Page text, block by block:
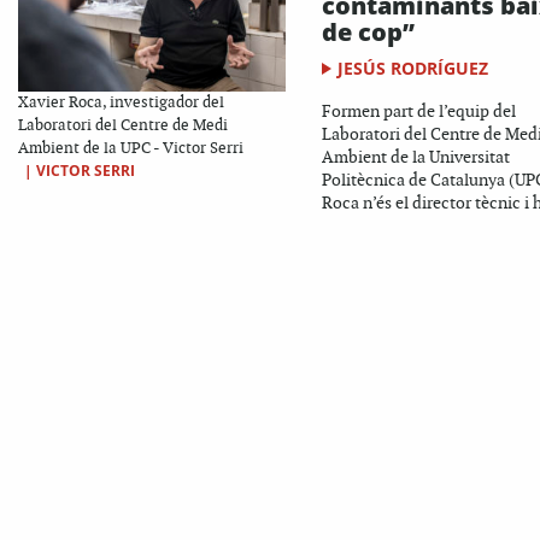
Xavier Roca, investigador del
Laboratori del Centre de Medi
Ambient de la UPC - Victor Serri
| VICTOR SERRI
de cop”
JESÚS RODRÍGUEZ
Formen part de l’equip del
Laboratori del Centre de
Ambient de la Universitat
Politècnica de Catalunya
Roca n’és el director tècnic i